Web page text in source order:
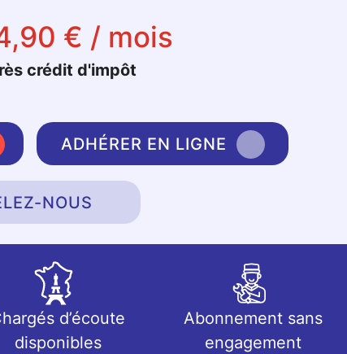
€ / mois
crédit d'impôt
ADHÉRER EN LIGNE
NOUS
d’écoute
disponibles
Abonnement sans
engagement